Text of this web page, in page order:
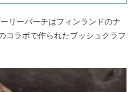
リーバーチはフィンランドのナ
コラボで作られたブッシュクラフ